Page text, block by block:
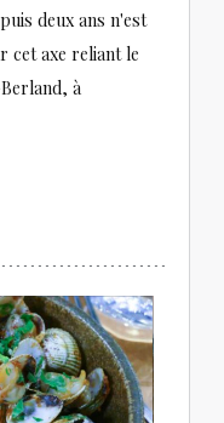
deux ans n'est
cet axe reliant le
à